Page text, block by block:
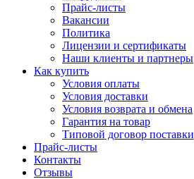
Прайс-листы
Вакансии
Политика
Лицензии и сертификаты
Наши клиенты и партнеры
Как купить
Условия оплаты
Условия доставки
Условия возврата и обмена
Гарантия на товар
Типовой договор поставки
Прайс-листы
Контакты
Отзывы